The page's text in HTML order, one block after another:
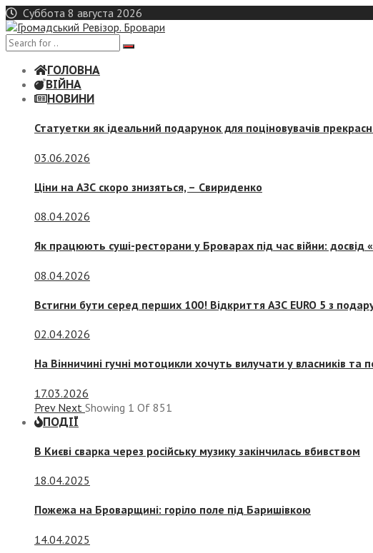
Skip
to
content
Суббота 8 августа 2026
ГОЛОВНА
ВІЙНА
НОВИНИ
Статуетки як ідеальний подарунок для поціновувачів
03.06.2026
Ціни на АЗС скоро знизяться, – Свириденко
08.04.2026
Як працюють суші-ресторани у Броварах під час війни: досвід
08.04.2026
Встигни бути серед перших 100! Відкриття АЗС EURO 5 з
02.04.2026
На Вінничині гучні мотоцикли хочуть вилучати у власників
17.03.2026
Prev Next Showing 1 Of 851
ПОДІЇ
В Києві сварка через російську музику закінчилась вбивством
18.04.2025
Пожежа на Броварщині: горіло поле під Баришівкою
14.04.2025